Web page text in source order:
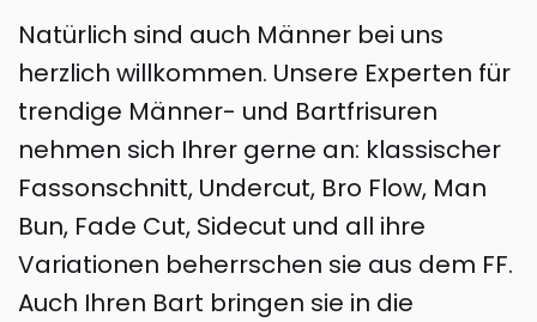
Natürlich sind auch Männer bei uns
herzlich willkommen. Unsere Experten für
trendige Männer- und Bartfrisuren
nehmen sich Ihrer gerne an: klassischer
Fassonschnitt, Undercut, Bro Flow, Man
Bun, Fade Cut, Sidecut und all ihre
Variationen beherrschen sie aus dem FF.
Auch Ihren Bart bringen sie in die